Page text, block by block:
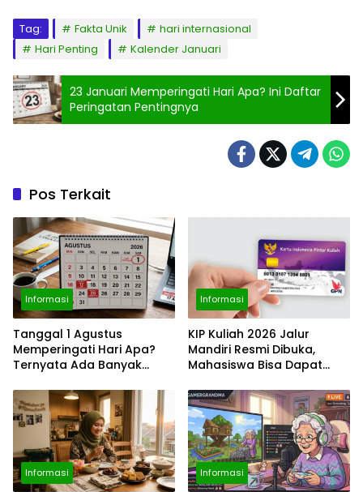
Tag: Fakta Unik
hari internasional
Hari Penting
Kalender Januari
23 Januari Memperingati Hari Apa? Ini Daftar
Peringatan Pentingnya
Pos Terkait
Informasi
Tanggal 1 Agustus
Memperingati Hari Apa?
Ternyata Ada Banyak
ASI Sedunia hingga Hari
World Wide Web
Informasi
KIP Kuliah 2026 Jalur
Mandiri Resmi Dibuka,
Mahasiswa Bisa Dapat
per Bulan
Informasi Informasi